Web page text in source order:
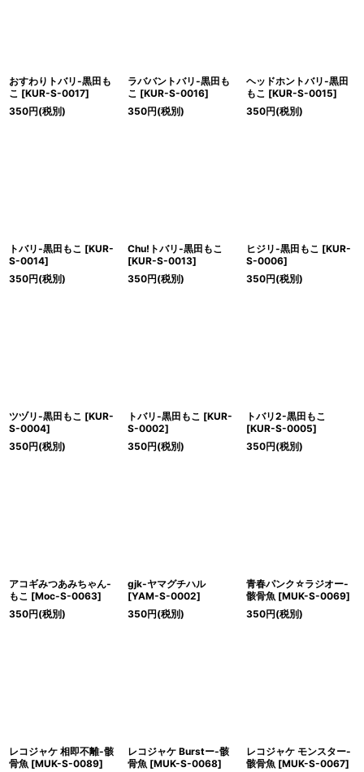
おすわりトバリ-黒田も
こ [KUR-S-0017]
350円(税別)
ラババントバリ-黒田も
こ [KUR-S-0016]
350円(税別)
ヘッドホントバリ-黒田
もこ [KUR-S-0015]
350円(税別)
トバリ-黒田もこ [KUR-
S-0014]
350円(税別)
Chu!トバリ-黒田もこ
[KUR-S-0013]
350円(税別)
ヒジリ-黒田もこ [KUR-
S-0006]
350円(税別)
ツヅリ-黒田もこ [KUR-
S-0004]
350円(税別)
トバリ-黒田もこ [KUR-
S-0002]
350円(税別)
トバリ2-黒田もこ
[KUR-S-0005]
350円(税別)
アコギみつあみちゃん-
もこ [Moc-S-0063]
350円(税別)
gjk-ヤマグチハル
[YAM-S-0002]
350円(税別)
青春パンク☆ラジオー-
骸骨魚 [MUK-S-0069]
350円(税別)
レコジャケ 相即不離-骸
骨魚 [MUK-S-0089]
レコジャケ Burstー-骸
骨魚 [MUK-S-0068]
レコジャケ モンスター-
骸骨魚 [MUK-S-0067]